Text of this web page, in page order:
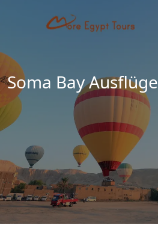
Soma Bay Ausflüge